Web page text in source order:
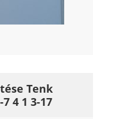
Tenk
4 1 3-17